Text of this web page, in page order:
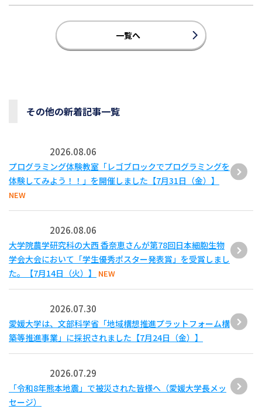
一覧へ
その他の新着記事一覧
2026.08.06
プログラミング体験教室「レゴブロックでプログラミングを
体験してみよう！！」を開催しました【7月31日（金）】
NEW
2026.08.06
大学院農学研究科の大西 香奈恵さんが第78回日本細胞生物
学会大会において「学生優秀ポスター発表賞」を受賞しまし
た。【7月14日（火）】
NEW
2026.07.30
愛媛大学は、文部科学省「地域構想推進プラットフォーム構
築等推進事業」に採択されました【7月24日（金）】
2026.07.29
「令和8年熊本地震」で被災された皆様へ（愛媛大学長メッ
セージ）